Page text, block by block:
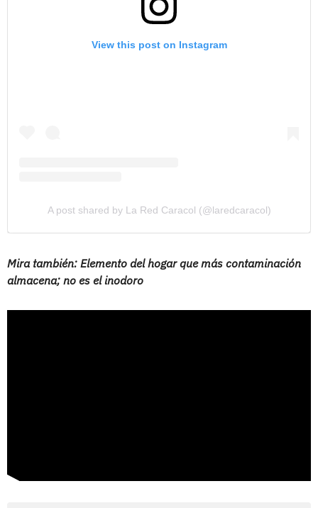
View this post on Instagram
A post shared by La Red Caracol (@laredcaracol)
Mira también: Elemento del hogar que más contaminación
almacena; no es el inodoro